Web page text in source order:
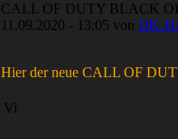
CALL OF DUTY BLACK
11.09.2020 - 13:05 von DK-
Hier der neue CALL OF